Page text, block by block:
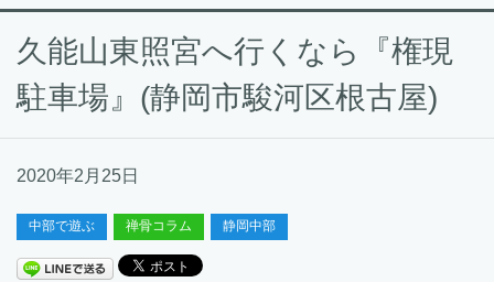
久能山東照宮へ行くなら『権現
駐車場』(静岡市駿河区根古屋)
2020年2月25日
中部で遊ぶ 禅骨コラム 静岡中部